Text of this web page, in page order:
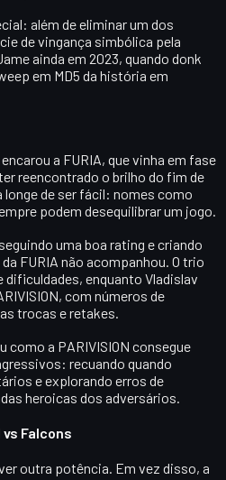
além de eliminar um dos
de vingança simbólica pela
ainda em 2023, quando donk
em MD5 da história em
a FURIA, que vinha em fase
reencontrado o brilho do fim de
longe de ser fácil: nomes como
podem desequilibrar um jogo.
uma boa rating e criando
FURIA não acompanhou. O trio
dificuldades, enquanto Vladislav
com números de
trocas e retakes.
a PARIVISION consegue
recuando quando
e explorando erros de
heroicas dos adversários.
vs Falcons
outra potência. Em vez disso, a